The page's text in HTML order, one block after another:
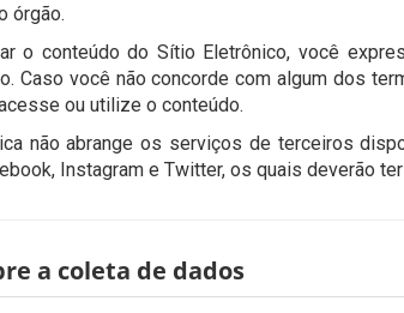
órgão.
o conteúdo do Sítio Eletrônico, você
Caso você não concorde com algum dos
ou utilize o conteúdo.
não abrange os serviços de terceiros
Instagram e Twitter, os quais deverão
a coleta de dados